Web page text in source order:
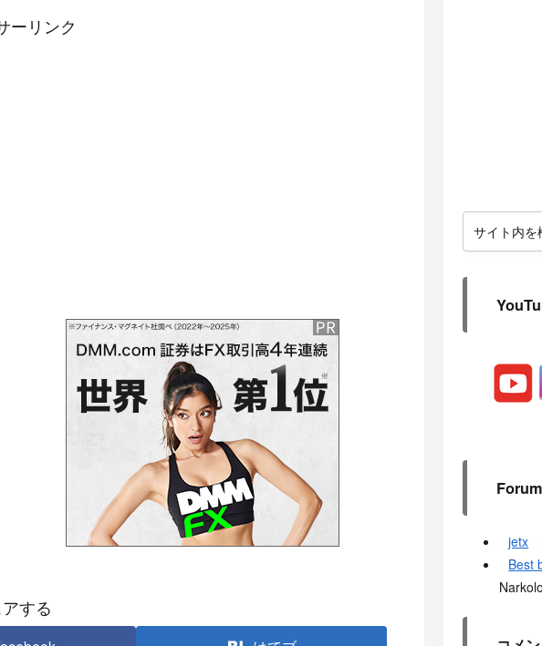
ーリンク
する
Forum
jetx
Best